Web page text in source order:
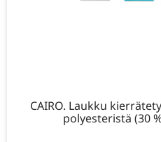
CAIRO. Laukku
polyesteristä (30